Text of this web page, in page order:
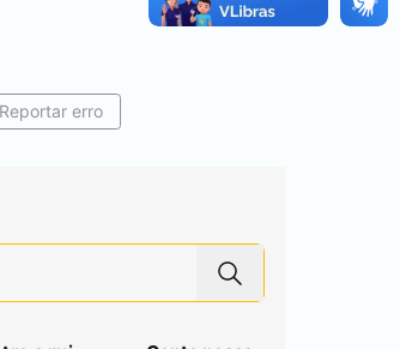
Reportar erro